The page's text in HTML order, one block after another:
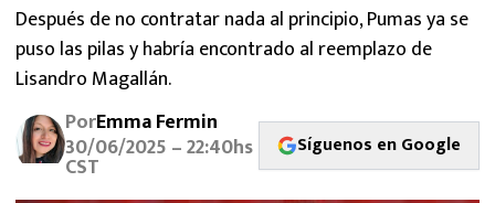
ATLANTE
SELECCIÓN MEXICANA
FUTBOL INTERNACIONAL
MEXICANOS EN EL EXTRANJERO
Después de no contratar nada al principio, Pumas ya se
puso las pilas y habría encontrado al reemplazo de
Lisandro Magallán.
PorEmma Fermin
30/06/2025 – 22:40hs
CST
Síguenos en Google